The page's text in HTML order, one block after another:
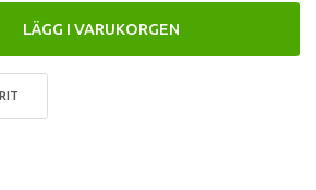
LÄGG I VARUKORGEN